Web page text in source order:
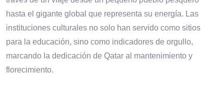
hasta el gigante global que representa su energía. Las
instituciones culturales no solo han servido como sitios
para la educación, sino como indicadores de orgullo,
marcando la dedicación de Qatar al mantenimiento y
florecimiento.